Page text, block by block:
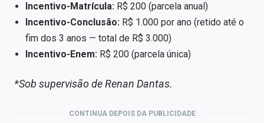
Incentivo-Matrícula: R$ 200 (parcela anual)
Incentivo-Conclusão: R$ 1.000 por ano (retido até o
fim dos 3 anos — total de R$ 3.000)
Incentivo-Enem: R$ 200 (parcela única)
*Sob supervisão de Renan Dantas.
CONTINUA DEPOIS DA PUBLICIDADE